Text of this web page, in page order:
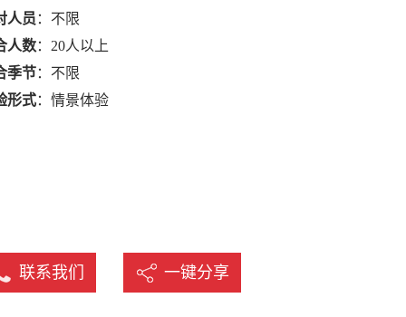
人员 ：不限
人数：20人以上
季节：不限
形式：情景体验
联系我们 一键分享